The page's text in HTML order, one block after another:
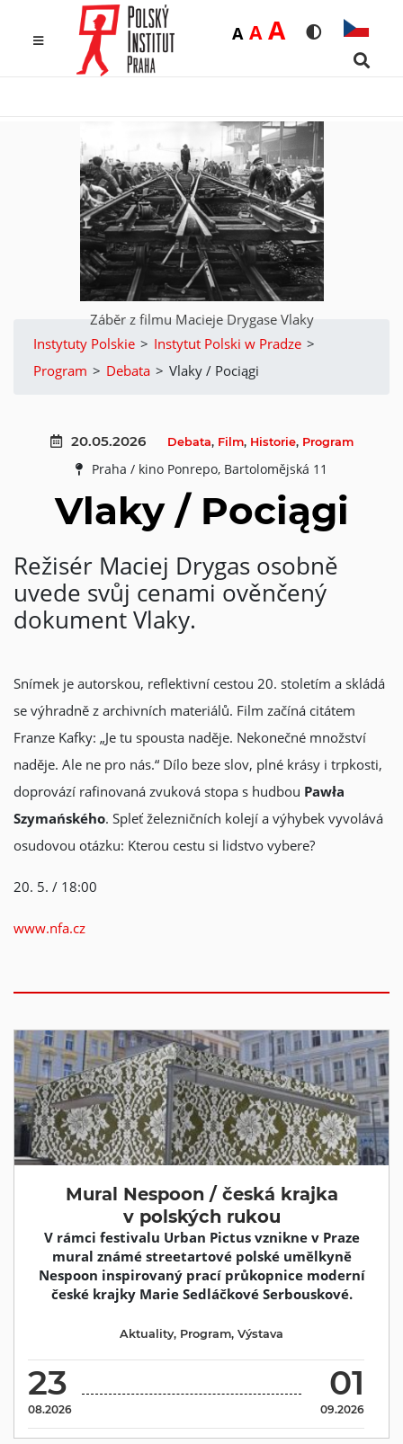
Rozmiar
ADomyślna
AŚrednia
ADużaWersja
Záběr z filmu Macieje Drygase Vlaky
Instytuty Polskie > Instytut Polski w Pradze >
Program > Debata > Vlaky / Pociągi
20.05.2026 Debata, Film, Historie, Program
Praha / kino Ponrepo, Bartolomějská 11
Vlaky / Pociągi
Režisér Maciej Drygas osobně
uvede svůj cenami ověnčený
dokument Vlaky.
Snímek je autorskou, reflektivní cestou 20. stoletím a skládá
se výhradně z archivních materiálů. Film začíná citátem
Franze Kafky: „Je tu spousta naděje. Nekonečné množství
naděje. Ale ne pro nás.“ Dílo beze slov, plné krásy i trpkosti,
doprovází rafinovaná zvuková stopa s hudbou Pawła
Szymańského. Spleť železničních kolejí a výhybek vyvolává
osudovou otázku: Kterou cestu si lidstvo vybere?
20. 5. / 18:00
www.nfa.cz
Mural Nespoon / česká krajka
v polských rukou
V rámci festivalu Urban Pictus vznikne v Praze
mural známé streetartové polské umělkyně
Nespoon inspirovaný prací průkopnice moderní
české krajky Marie Sedláčkové Serbouskové.
23
08.2026
01
09.2026
Aktuality, Program, Výstava